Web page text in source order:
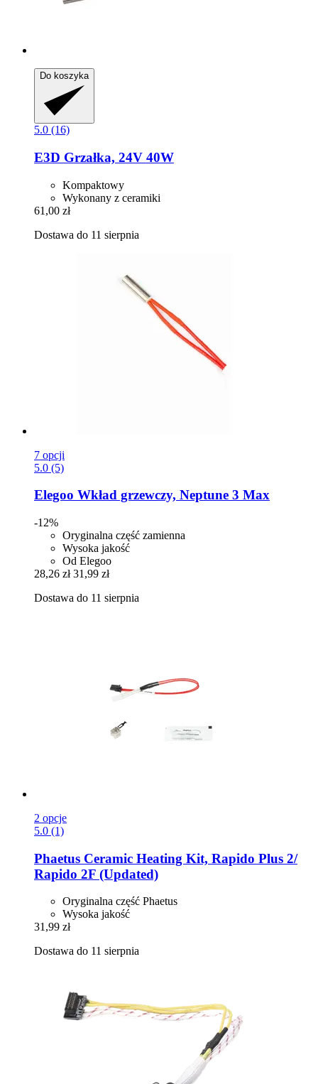
Do koszyka
5.0 (16)
E3D Grzałka, 24V 40W
Kompaktowy
Wykonany z ceramiki
61,00 zł
Dostawa do 11 sierpnia
7 opcji
5.0 (5)
Elegoo Wkład grzewczy, Neptune 3 Max
-12%
Oryginalna część zamienna
Wysoka jakość
Od Elegoo
28,26 zł 31,99 zł
Dostawa do 11 sierpnia
2 opcje
5.0 (1)
Phaetus Ceramic Heating Kit, Rapido Plus 2/
Rapido 2F (Updated)
Oryginalna część Phaetus
Wysoka jakość
31,99 zł
Dostawa do 11 sierpnia